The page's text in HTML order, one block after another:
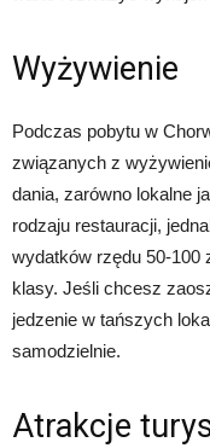
Wyżywienie
Podczas pobytu w
związanych z
dania, zarówno lokalne
rodzaju restauracji,
wydatków rzędu 50-100
klasy. Jeśli chcesz
jedzenie w tańszych
samodzielnie.
Atrakcje